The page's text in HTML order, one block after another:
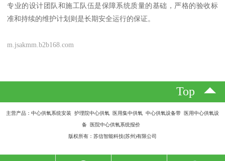
专业的设计团队和施工队伍是保障系统质量的基础，严格的验收标
准和持续的维护计划则是长期安全运行的保证。
m.jsakmm.b2b168.com
Top
主营产品：中心供氧系统安装 护理院中心供氧 医用集中供氧 中心供氧设备带 医用中心供氧设
备 医院中心供氧系统报价
版权所有：苏信智能科技(苏州)有限公司